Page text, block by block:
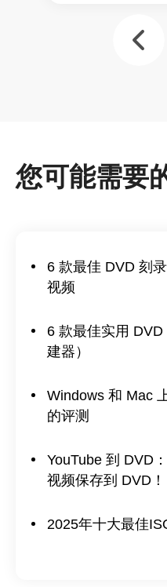
您可能需要
6 款最佳 DVD 刻
视频
6 款最佳实用
建器）
Windows 和 Mac
的评测
YouTube 到 DVD
视频保存到 DVD！
2025年十大最佳